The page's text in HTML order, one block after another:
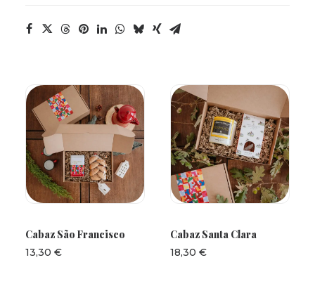
Cabaz São Francisco
13,30 €
Cabaz Santa Clara
18,30 €